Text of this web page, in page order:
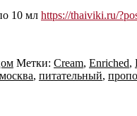
10 мл https://thaiviki.ru/
Метки: Cream, Enriched,
москва, питательный,